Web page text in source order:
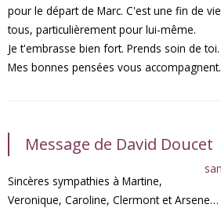
pour le départ de Marc. C'est une fin de
tous, particulièrement pour lui-même.
Je t'embrasse bien fort. Prends soin de toi.
Mes bonnes pensées vous accompagnent.
Message de David Doucet
Sincères sympathies à Martine,
Veronique, Caroline, Clermont et